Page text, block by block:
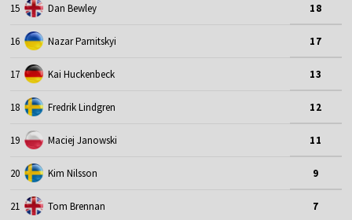
15 Dan Bewley 18
16 Nazar Parnitskyi 17
17 Kai Huckenbeck 13
18 Fredrik Lindgren 12
19 Maciej Janowski 11
20 Kim Nilsson 9
21 Tom Brennan 7